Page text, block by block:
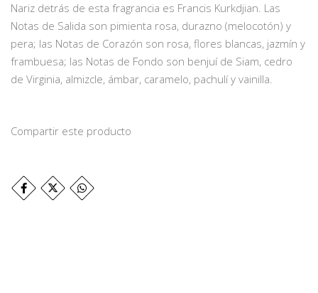
Nariz detrás de esta fragrancia es Francis Kurkdjian. Las
Notas de Salida son pimienta rosa, durazno (melocotón) y
pera; las Notas de Corazón son rosa, flores blancas, jazmín y
frambuesa; las Notas de Fondo son benjuí de Siam, cedro
de Virginia, almizcle, ámbar, caramelo, pachulí y vainilla.
Compartir este producto